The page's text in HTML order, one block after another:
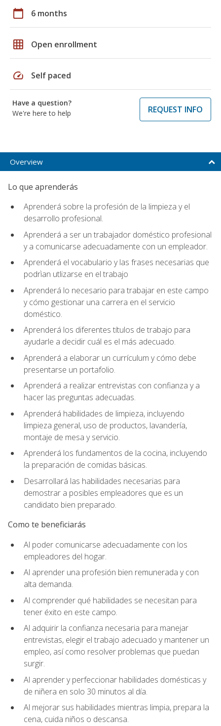
calendar_today 6 months
grid_on Open enrollment
speed Self paced
Have a question?
We're here to help
REQUEST INFO
Overview
Lo que aprenderás
Aprenderá sobre la profesión de la limpieza y el
desarrollo profesional.
Aprenderá a ser un trabajador doméstico profesional
y a comunicarse adecuadamente con un empleador.
Aprenderá el vocabulario y las frases necesarias que
podrìan utlizarse en el trabajo
Aprenderá lo necesario para trabajar en este campo
y cómo gestionar una carrera en el servicio
doméstico.
Aprenderá los diferentes títulos de trabajo para
ayudarle a decidir cuál es el más adecuado.
Aprenderá a elaborar un currículum y cómo debe
presentarse un portafolio.
Aprenderá a realizar entrevistas con confianza y a
hacer las preguntas adecuadas.
Aprenderá habilidades de limpieza, incluyendo
limpieza general, uso de productos, lavandería,
montaje de mesa y servicio.
Aprenderá los fundamentos de la cocina, incluyendo
la preparación de comidas básicas.
Desarrollará las habilidades necesarias para
demostrar a posibles empleadores que es un
candidato bien preparado.
Como te beneficiarás
Al poder comunicarse adecuadamente con los
empleadores del hogar.
Al aprender una profesión bien remunerada y con
alta demanda.
Al comprender qué habilidades se necesitan para
tener éxito en este campo.
Al adquirir la confianza necesaria para manejar
entrevistas, elegir el trabajo adecuado y mantener un
empleo, así como resolver problemas que puedan
surgir.
Al aprender y perfeccionar habilidades domésticas y
de niñera en solo 30 minutos al día.
Al mejorar sus habilidades mientras limpia, prepara la
cena, cuida niños o descansa.